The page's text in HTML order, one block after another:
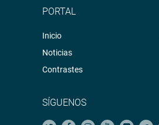
PORTAL
Inicio
Noticias
Contrastes
SÍGUENOS